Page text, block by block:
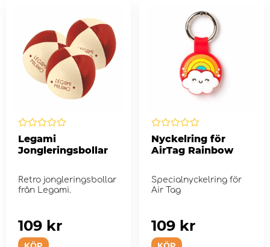
Legami
Jongleringsbollar
Retro jongleringsbollar
från Legami.
109 kr
Nyckelring för
AirTag Rainbow
Specialnyckelring för
Air Tag
109 kr